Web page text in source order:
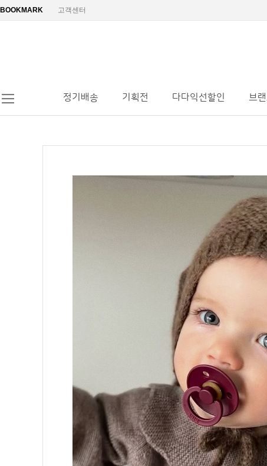
BOOKMARK 고객센터
정기배송 기획전 다다익선할인 브